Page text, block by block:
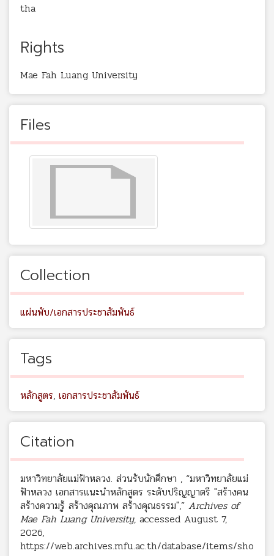
tha
Rights
Mae Fah Luang University
Files
Collection
แผ่นพับ/เอกสารประชาสัมพันธ์
Tags
หลักสูตร, เอกสารประชาสัมพันธ์
Citation
มหาวิทยาลัยแม่ฟ้าหลวง. ส่วนรับนักศึกษา , “มหาวิทยาลัยแม่
ฟ้าหลวง เอกสารแนะนำหลักสูตร ระดับปริญญาตรี "สร้างคน
สร้างความรู้ สร้างคุณภาพ สร้างคุณธรรม",” Archives of
Mae Fah Luang University, accessed August 7,
2026,
https://web.archives.mfu.ac.th/database/items/sho